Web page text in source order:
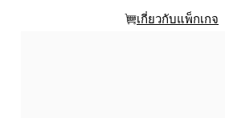
เกี่ยวกับแพ็กเกจ